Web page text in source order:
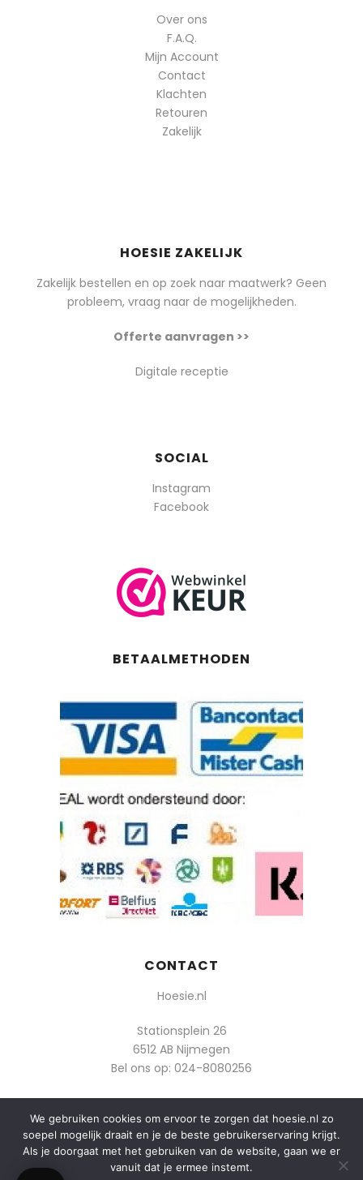
Over ons
F.A.Q.
Mijn Account
Contact
Klachten
Retouren
Zakelijk
HOESIE ZAKELIJK
Zakelijk bestellen en op zoek naar maatwerk? Geen
probleem, vraag naar de mogelijkheden.
Offerte aanvragen >>
Digitale receptie
SOCIAL
Instagram
Facebook
BETAALMETHODEN
CONTACT
Hoesie.nl
Stationsplein 26
6512 AB Nijmegen
Bel ons op: 024-8080256
Of mail: info@hoesie.nl
We gebruiken cookies om ervoor te zorgen dat hoesie.nl zo
soepel mogelijk draait en je de beste gebruikerservaring krijgt.
Als je doorgaat met het gebruiken van de website, gaan we er
vanuit dat je ermee instemt.